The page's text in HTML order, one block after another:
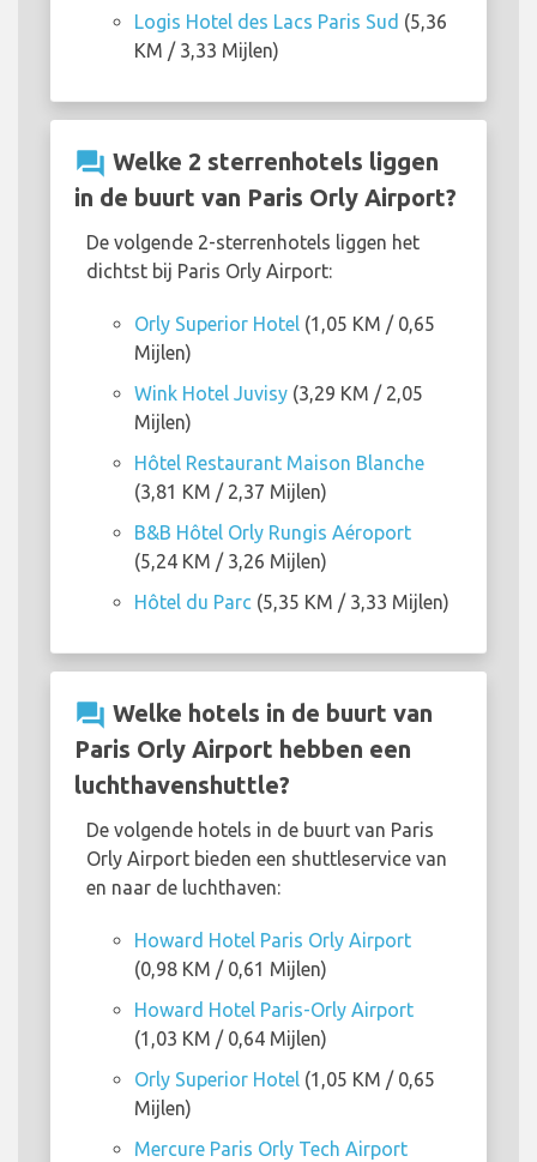
Logis Hotel des Lacs Paris Sud (5,36
KM / 3,33 Mijlen)
question_answer Welke 2 sterrenhotels liggen
in de buurt van Paris Orly Airport?
De volgende 2-sterrenhotels liggen het
dichtst bij Paris Orly Airport:
Orly Superior Hotel (1,05 KM / 0,65
Mijlen)
Wink Hotel Juvisy (3,29 KM / 2,05
Mijlen)
Hôtel Restaurant Maison Blanche
(3,81 KM / 2,37 Mijlen)
B&B Hôtel Orly Rungis Aéroport
(5,24 KM / 3,26 Mijlen)
Hôtel du Parc (5,35 KM / 3,33 Mijlen)
question_answer Welke hotels in de buurt van
Paris Orly Airport hebben een
luchthavenshuttle?
De volgende hotels in de buurt van Paris
Orly Airport bieden een shuttleservice van
en naar de luchthaven:
Howard Hotel Paris Orly Airport
(0,98 KM / 0,61 Mijlen)
Howard Hotel Paris-Orly Airport
(1,03 KM / 0,64 Mijlen)
Orly Superior Hotel (1,05 KM / 0,65
Mijlen)
Mercure Paris Orly Tech Airport